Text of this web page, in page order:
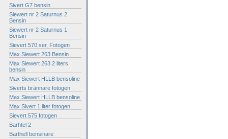
Sivert G7 bensin
Siewert nr 2 Saturnus 2
Bensin
Siewert nr 2 Saturnus 1
Bensin
Sievert 570 ser, Fotogen
Max Siewert 263 Bensin
Max Siewert 263 2 liters
bensin
Max Siewert HLLB bensoline
Siverts brännare fotogen
Max Siewert HLLB bensoline
Max Sivert 1 liter fotogen
Sievert 575 fotogen
Barhtel 2
Barthell bensinare